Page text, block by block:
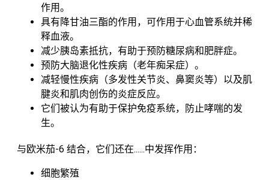
作用。
具有降甘油三酯的作用，可作用于心血管系统并稀
释血液。
减少胰岛素抵抗，有助于预防糖尿病和肥胖症。
预防大脑退化性疾病（老年痴呆症）。
减轻慢性疾病（多发性关节炎、鼻窦炎等）以及肌
腱炎和肌肉创伤的炎症反应。
它们被认为有助于保护免疫系统，防止哮喘的发
生。
与欧米茄-6 结合，它们还在......中发挥作用：
细胞繁殖